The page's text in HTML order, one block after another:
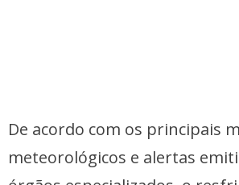
De acordo com os principais
meteorológicos e alertas